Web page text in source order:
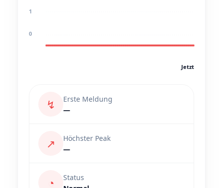
1
0
Jetzt
↯
Erste Meldung
—
↗
Höchster Peak
—
◔
Status